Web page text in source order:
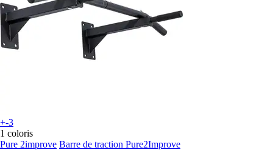
+-3
1 coloris
Pure 2improve Barre de traction Pure2Improve